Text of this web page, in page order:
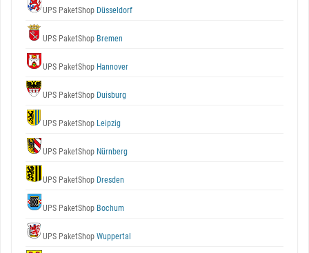
UPS PaketShop Düsseldorf
UPS PaketShop Bremen
UPS PaketShop Hannover
UPS PaketShop Duisburg
UPS PaketShop Leipzig
UPS PaketShop Nürnberg
UPS PaketShop Dresden
UPS PaketShop Bochum
UPS PaketShop Wuppertal